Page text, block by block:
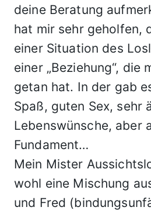
deine Beratung
hat mir sehr geholfen,
einer Situation des
einer „Beziehung“, die
getan hat. In der gab
Spaß, guten Sex, sehr
Lebenswünsche, aber
Fundament…
Mein Mister
wohl eine Mischung
und Fred